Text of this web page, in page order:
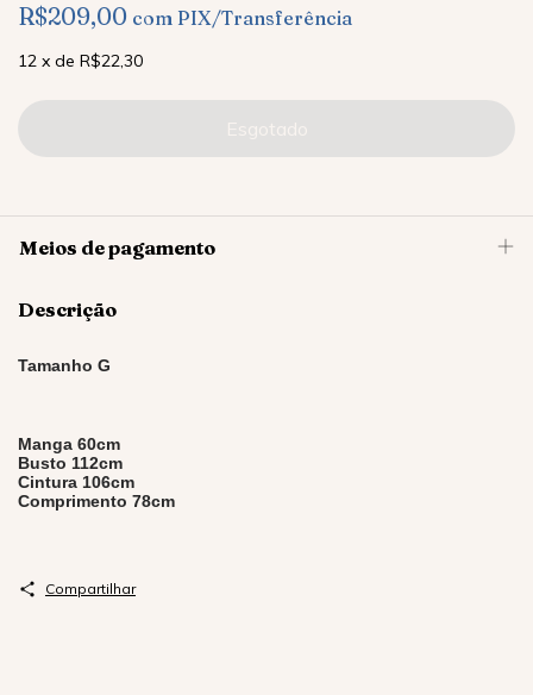
R$209,00 com PIX/Transferência
12 x de R$22,30
Meios de pagamento
Descrição
Tamanho G
Manga 60cm
Busto 112cm
Cintura 106cm
Comprimento 78cm
Compartilhar